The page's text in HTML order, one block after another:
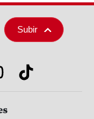
Subir